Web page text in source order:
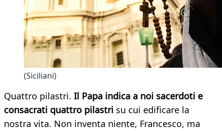
(Siciliani)
Quattro pilastri. Il Papa indica a noi sacerdoti e
consacrati quattro pilastri su cui edificare la
nostra vita. Non inventa niente, Francesco, ma